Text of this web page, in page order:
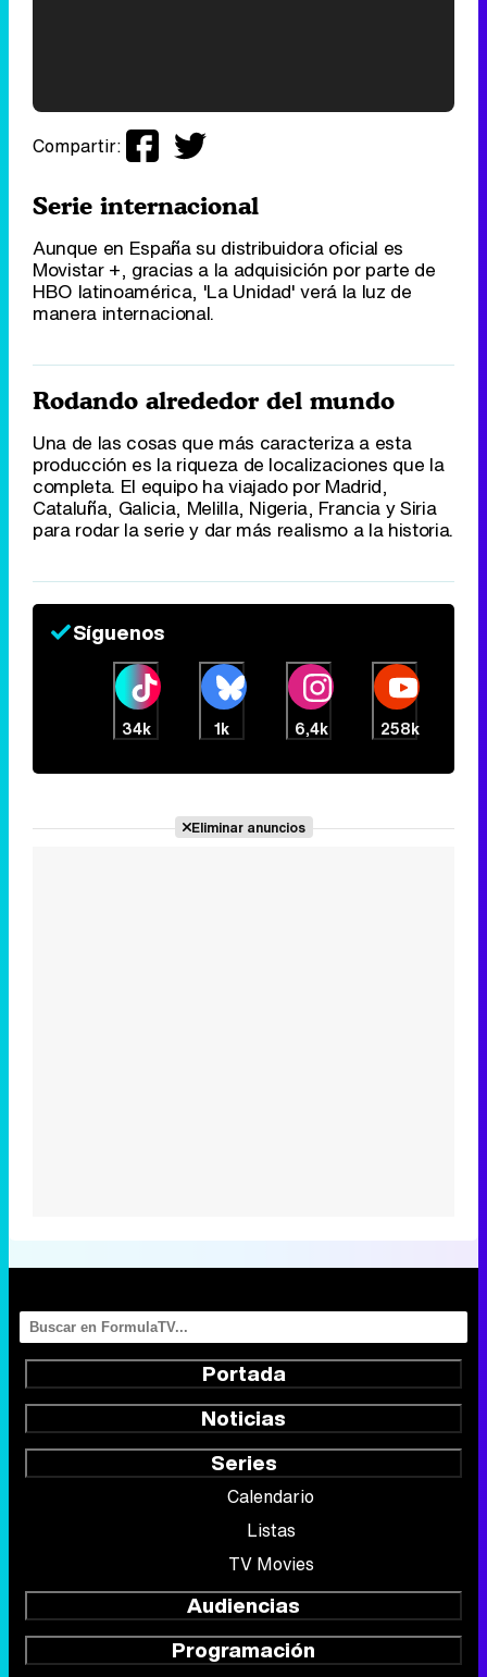
Tráiler de la tercera temporada de 'The Walking Dead: Dead City' de AMC+
Compartir:
Serie internacional
Aunque en España su distribuidora oficial es
Movistar +, gracias a la adquisición por parte de
HBO latinoamérica, 'La Unidad' verá la luz de
manera internacional.
Rodando alrededor del mundo
Una de las cosas que más caracteriza a esta
producción es la riqueza de localizaciones que la
completa. El equipo ha viajado por Madrid,
Cataluña, Galicia, Melilla, Nigeria, Francia y Siria
para rodar la serie y dar más realismo a la historia.
Síguenos
34k 1k 6,4k 258k
Eliminar anuncios
Portada
Noticias
Series
Calendario
Listas
TV Movies
Audiencias
Programación